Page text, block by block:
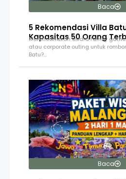
Baca
5 Rekomendasi Villa
Kapasitas 50 Orang
Merencanakan acara family
atau corporate outing untuk
Batu?…
Baca